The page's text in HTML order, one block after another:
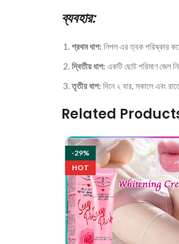
ব্যবহার:
প্রথম ধাপ: নিপল এর ত্বক পরিষ্কার
দ্বিতীয় ধাপ: একটি ছোট পরিমাণ জেল
তৃতীয় ধাপ: দিনে ২ বার, সকালে এবং
Related
-29%
HOT